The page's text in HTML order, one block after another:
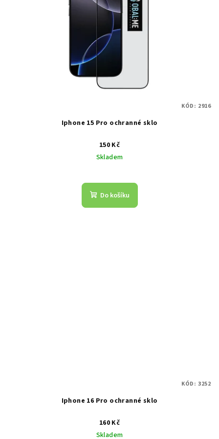
Iphone 15 Pro ochranné sklo
150 Kč
Skladem
Do košíku
KÓD: 2916
Iphone 16 Pro ochranné sklo
160 Kč
Skladem
KÓD: 3252